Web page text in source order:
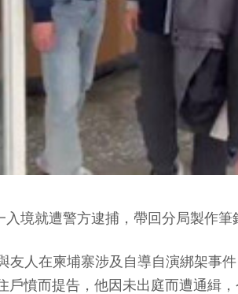
境就遭警方逮捕，帶回分局製作筆
友人在柬埔寨涉及自導自演綁架事
憤而提告，他因未出庭而遭通緝